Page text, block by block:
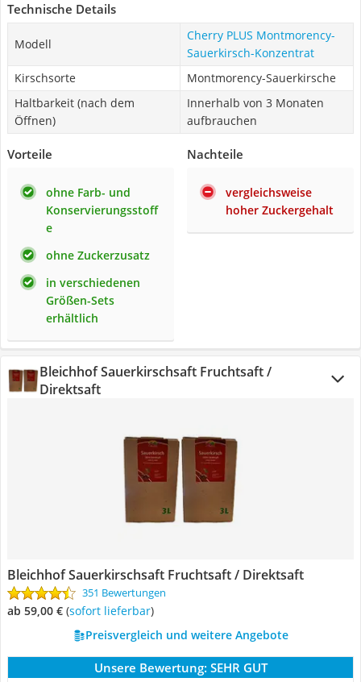
Technische Details
Modell
Cherry PLUS Montmorency-
Sauerkirsch-Konzentrat
Kirschsorte
Montmorency-Sauerkirsche
Haltbarkeit (nach dem
Öffnen)
Innerhalb von 3 Monaten
aufbrauchen
Vorteile
ohne Farb- und
Konservierungsstoff
e
ohne Zuckerzusatz
in verschiedenen
Größen-Sets
erhältlich
Nachteile
vergleichsweise
hoher Zuckergehalt
Bleichhof Sauerkirschsaft Fruchtsaft /
Direktsaft
Bleichhof Sauerkirschsaft Fruchtsaft / Direktsaft
351 Bewertungen
ab 59,00 € ( Sofort lieferbar)
Preisvergleich und weitere Angebote
Unsere Bewertung: SEHR GUT